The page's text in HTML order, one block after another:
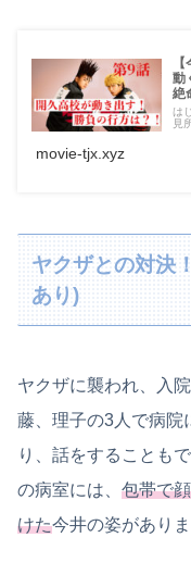
動
絶
は
見
movie-tjx.xyz
ヤクザとの対決
あり)
ヤクザに襲われ、入
藤、理子の3人で病院
り、話をすることも
の病室には、 包帯で
けた今井の姿がありま